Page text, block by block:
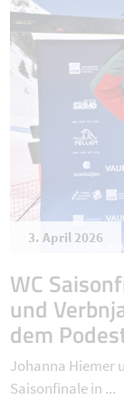
3. April 2026
WC
und
dem
Johanna Hiemer
Saisonfinale in ...